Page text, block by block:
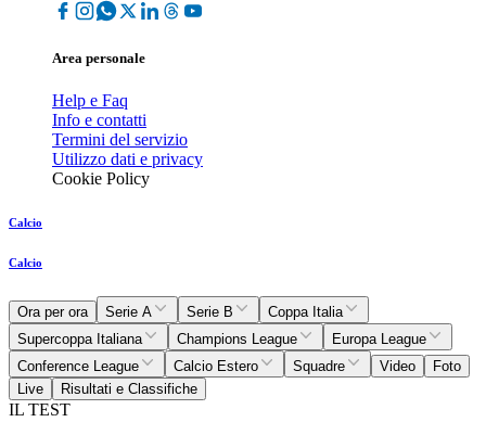
Area personale
Help e Faq
Info e contatti
Termini del servizio
Utilizzo dati e privacy
Cookie Policy
Calcio
Calcio
Ora per ora Serie A Serie B
Coppa Italia
Supercoppa Italiana
Champions League
Europa League
Conference League
Calcio Estero Squadre Video
Foto
Live
Risultati e Classifiche
IL TEST